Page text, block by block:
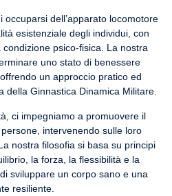
dell’apparato locomotore
esistenziale degli individui, con
psico-fisica. La nostra
uno stato di benessere
un approccio pratico ed
della Ginnastica Dinamica Militare.
ci impegniamo a promuovere il
intervenendo sulle loro
nostra filosofia si basa su principi
la forza, la flessibilità e la
sviluppare un corpo sano e una
resiliente.